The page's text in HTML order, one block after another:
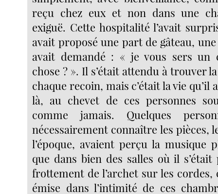
reçu chez eux et non dans une
exiguë. Cette hospitalité l’avait
avait proposé une part de gâteau,
avait demandé : « je vous sers un
chose ? ». Il s’était attendu à trouver
chaque recoin, mais c’était la vie qu’il
là, au chevet de ces personnes
comme jamais. Quelques
nécessairement connaître les pièces,
l’époque, avaient perçu la musique
que dans bien des salles où il
frottement de l’archet sur les cordes,
émise dans l’intimité de ces